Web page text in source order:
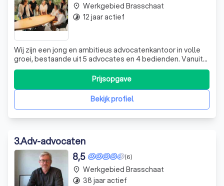
Wij zijn een jong en ambitieus advocatenkantoor in volle
groei, bestaande uit 5 advocates en 4 bedienden. Vanuit
Loenhout (in het noorden van Antwerpen) zorgen wij elke
dag voor oplossingen voor onze particulieren en
bedrijven. Onze cliënt is onze eerste zorg, daarom staan
wij als kantoor niet enkeBekijk profiel
Prijsopgave
place Werkgebied Brasschaat
timelapse 12 jaar actief
3.Adv-advocaten
(6)
8,5
place Werkgebied Brasschaat
timelapse 38 jaar actief